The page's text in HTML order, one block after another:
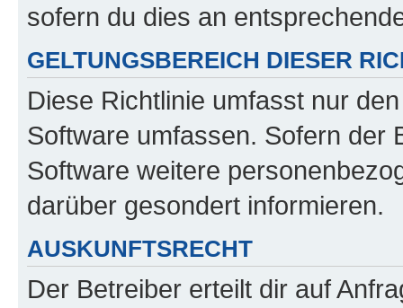
sofern du dies an
GELTUNGSBEREICH DIESER
Diese Richtlinie umfasst nur
Software umfassen. Sofern der
Software weitere
darüber gesondert informieren.
AUSKUNFTSRECHT
Der Betreiber erteilt dir auf